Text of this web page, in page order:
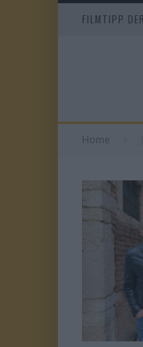
FILMTIPP
Home